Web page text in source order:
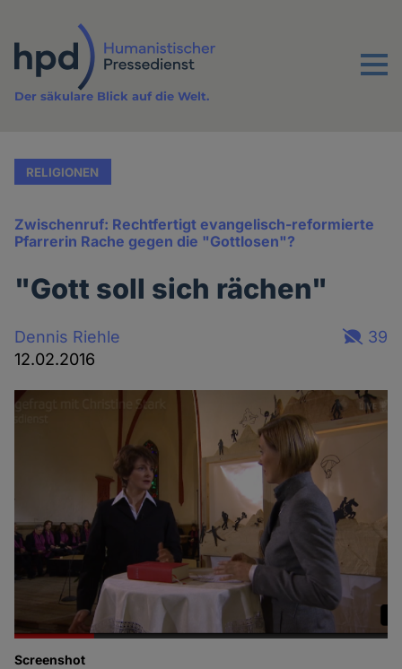
Inhalt
Menu
Der säkulare Blick auf die Welt.
RELIGIONEN
Zwischenruf: Rechtfertigt evangelisch-reformierte
Pfarrerin Rache gegen die "Gottlosen"?
"Gott soll sich rächen"
Dennis Riehle
12.02.2016
39
Screenshot